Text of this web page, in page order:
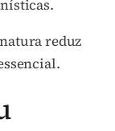
reduz